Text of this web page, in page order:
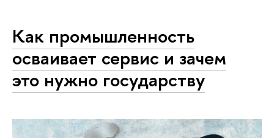
Как промышленность
осваивает сервис и зачем
это нужно государству